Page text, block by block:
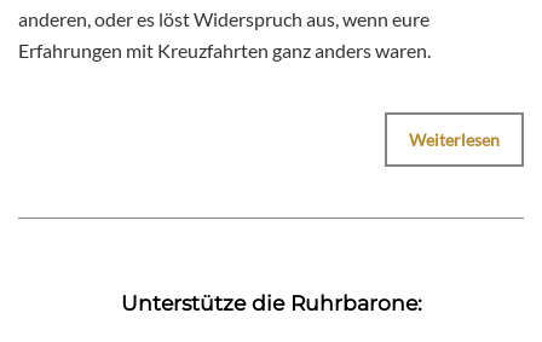
anderen, oder es löst Widerspruch aus, wenn eure
Erfahrungen mit Kreuzfahrten ganz anders waren.
Weiterlesen
Unterstütze die Ruhrbarone: